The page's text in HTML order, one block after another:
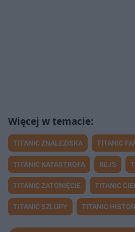
TITANIC ZNALEZISKA TITANIC
TITANIC KATASTROFA REJS
TITANIC ZATONIĘCIE TITANIC
TITANIC SZLUPY TITANIC